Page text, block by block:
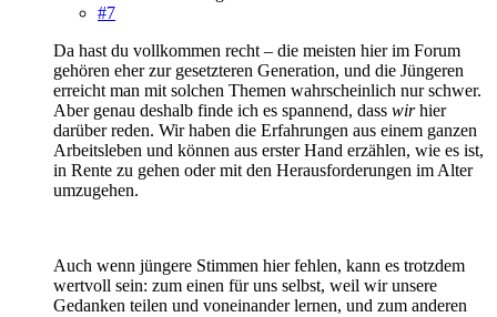
#7
Da hast du vollkommen recht – die meisten hier im Forum
gehören eher zur gesetzteren Generation, und die Jüngeren
erreicht man mit solchen Themen wahrscheinlich nur schwer.
Aber genau deshalb finde ich es spannend, dass wirhier
darüber reden. Wir haben die Erfahrungen aus einem ganzen
Arbeitsleben und können aus erster Hand erzählen, wie es ist,
in Rente zu gehen oder mit den Herausforderungen im Alter
umzugehen.
Auch wenn jüngere Stimmen hier fehlen, kann es trotzdem
wertvoll sein: zum einen für uns selbst, weil wir unsere
Gedanken teilen und voneinander lernen, und zum anderen